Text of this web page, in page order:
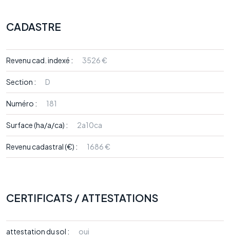
CADASTRE
Revenu cad. indexé : 3526 €
Section : D
Numéro : 181
Surface (ha/a/ca) : 2a10ca
Revenu cadastral (€) : 1686 €
CERTIFICATS / ATTESTATIONS
attestation du sol : oui